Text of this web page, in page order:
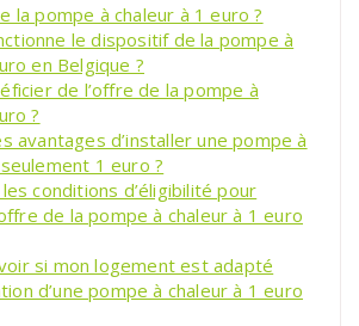
la pompe à chaleur à 1 euro ?
le dispositif de la pompe à
en Belgique ?
de l’offre de la pompe à
?
avantages d’installer une pompe à
1 euro ?
conditions d’éligibilité pour
de la pompe à chaleur à 1 euro
si mon logement est adapté
d’une pompe à chaleur à 1 euro